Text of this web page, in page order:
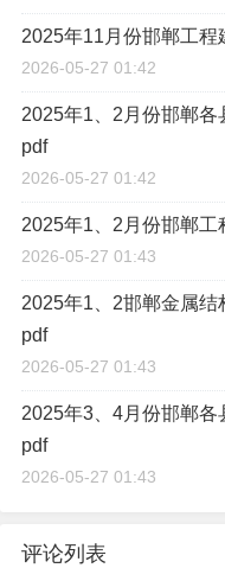
2025年11月份邯郸工
2026-05-27 01:42
2025年1、2月份邯郸
pdf
2026-05-27 01:42
2025年1、2月份邯郸
2026-05-27 01:43
2025年1、2邯郸金属
pdf
2026-05-27 01:43
2025年3、4月份邯郸
pdf
2026-05-27 01:43
评论列表